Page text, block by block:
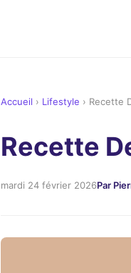
Accueil › Lifestyle › Recette
Recette
mardi 24 février 2026Par